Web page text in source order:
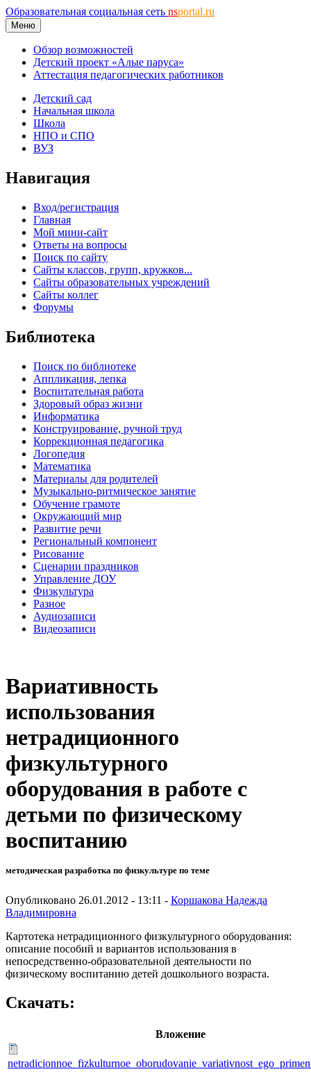
Образовательная социальная сеть nsportal.ru
Меню
Обзор возможностей
Детский проект «Алые паруса»
Аттестация педагогических работников
Детский сад
Начальная школа
Школа
НПО и СПО
ВУЗ
Навигация
Вход/регистрация
Главная
Мой мини-сайт
Ответы на вопросы
Поиск по сайту
Сайты классов, групп, кружков...
Сайты образовательных учреждений
Сайты коллег
Форумы
Библиотека
Поиск по библиотеке
Аппликация, лепка
Воспитательная работа
Здоровый образ жизни
Информатика
Конструирование, ручной труд
Коррекционная педагогика
Логопедия
Математика
Материалы для родителей
Музыкально-ритмическое занятие
Обучение грамоте
Окружающий мир
Развитие речи
Региональный компонент
Рисование
Сценарии праздников
Управление ДОУ
Физкультура
Разное
Аудиозаписи
Видеозаписи
Вариативность
использования
нетрадиционного
физкультурного
оборудования в работе с
детьми по физическому
воспитанию
методическая разработка по физкультуре по теме
Опубликовано 26.01.2012 - 13:11 - Коршакова Надежда
Владимировна
Картотека нетрадиционного физкультурного оборудования:
описание пособий и вариантов использования в
непосредственно-образовательной деятельности по
физическому воспитанию детей дошкольного возраста.
Скачать:
Вложение